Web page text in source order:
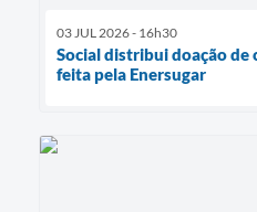
03 JUL 2026 - 16h30
Social distribui doação de
feita pela Enersugar